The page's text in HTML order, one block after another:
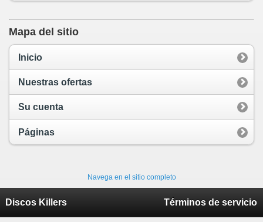
Mapa del sitio
Inicio
Nuestras ofertas
Su cuenta
Páginas
Navega en el sitio completo
Discos Killers Términos de servicio